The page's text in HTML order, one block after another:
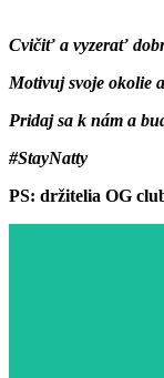
Cvičiť a vyzerať
Motivuj svoje okolie a
Pridaj sa k nám a
#StayNatty
PS: držitelia OG